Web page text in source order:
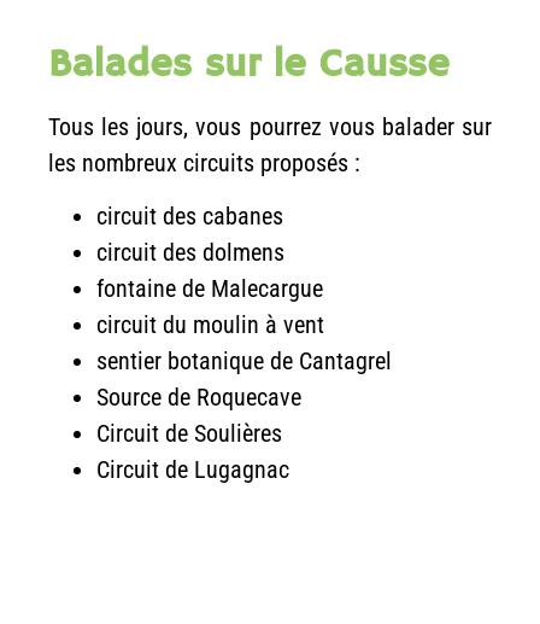
Balades sur le Causse
Tous les jours, vous pourrez vous balader sur
les nombreux circuits proposés :
circuit des cabanes
circuit des dolmens
fontaine de Malecargue
circuit du moulin à vent
sentier botanique de Cantagrel
Source de Roquecave
Circuit de Soulières
Circuit de Lugagnac